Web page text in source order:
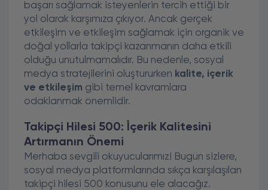
başarı sağlamak isteyenlerin tercih ettiği bir
yol olarak karşımıza çıkıyor. Ancak gerçek
etkileşim ve etkileşim sağlamak için organik ve
doğal yollarla takipçi kazanmanın daha etkili
olduğu unutulmamalıdır. Bu nedenle, sosyal
medya stratejilerini oluştururken kalite, içerik
ve etkileşim gibi temel kavramlara
odaklanmak önemlidir.
Takipçi Hilesi 500: İçerik Kalitesini
Artırmanın Önemi
Merhaba sevgili okuyucularımız! Bugün sizlere,
sosyal medya platformlarında sıkça karşılaşılan
takipçi hilesi 500 konusunu ele alacağız.